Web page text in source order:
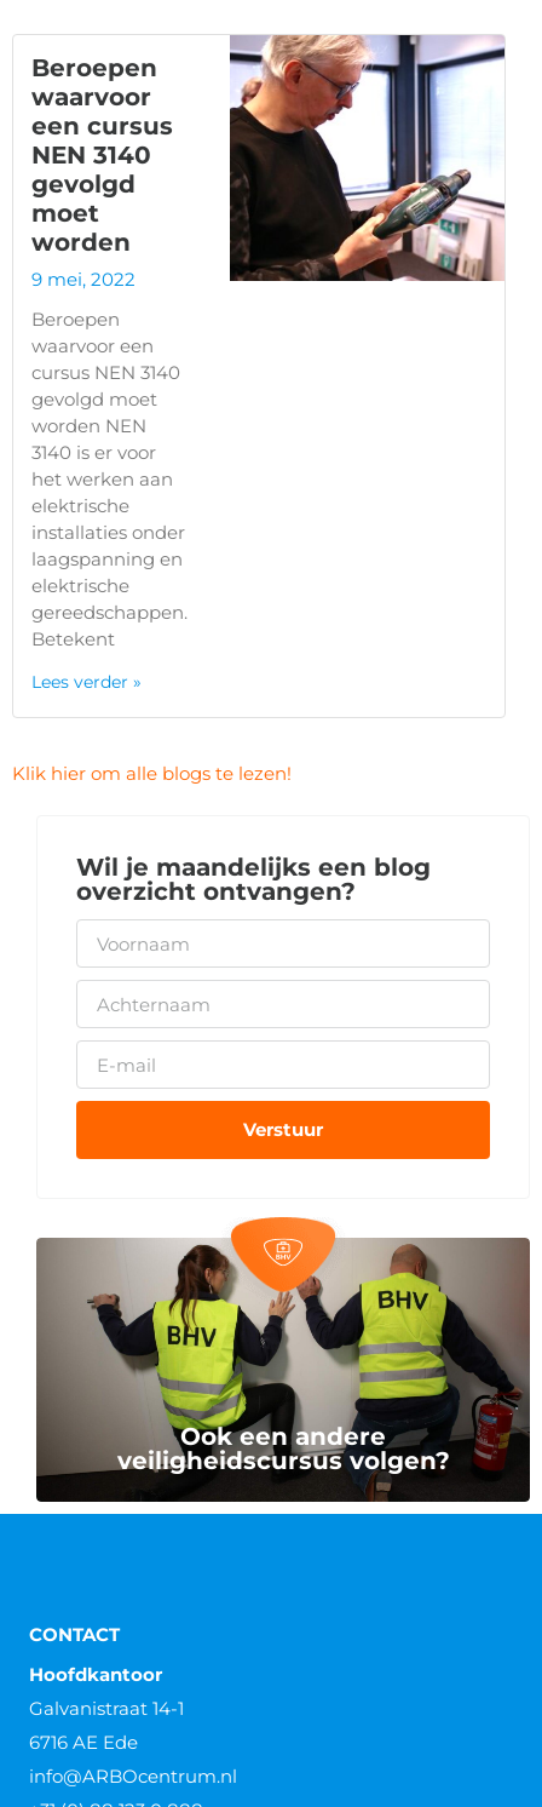
Beroepen
waarvoor
een cursus
NEN 3140
gevolgd
moet
worden
9 mei, 2022
Beroepen
waarvoor een
cursus NEN 3140
gevolgd moet
worden NEN
3140 is er voor
het werken aan
elektrische
installaties onder
laagspanning en
elektrische
gereedschappen.
Betekent
Lees verder »
Klik hier om alle blogs te lezen!
Wil je maandelijks een blog
overzicht ontvangen?
Verstuur
Ook een andere
veiligheidscursus volgen?
CONTACT
Hoofdkantoor
Galvanistraat 14-1
6716 AE Ede
info@ARBOcentrum.nl